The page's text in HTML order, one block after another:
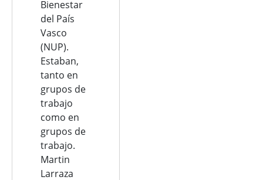
Bienestar
del País
Vasco
(NUP).
Estaban,
tanto en
grupos de
trabajo
como en
grupos de
trabajo.
Martin
Larraza